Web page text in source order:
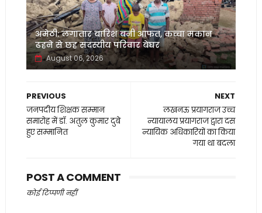
अमेठी: लगातार बारिश बनी आफत, कच्चा मकान
ढहने से छह सदस्यीय परिवार बेघर
August 06, 2026
NEXT
लखनऊ प्रयागराज उच्च
न्यायालय प्रयागराज द्वारा दस
न्यायिक अधिकारियों का किया
गया था बदला
PREVIOUS
जनपदीय शिक्षक सम्मान
समारोह में डॉ. अतुल कुमार दुबे
हुए सम्मानित
POST A COMMENT
कोई टिप्पणी नहीं